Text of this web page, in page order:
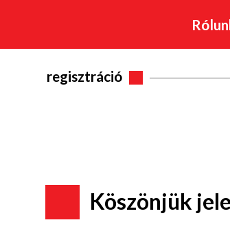
regisztráció
Köszönjük